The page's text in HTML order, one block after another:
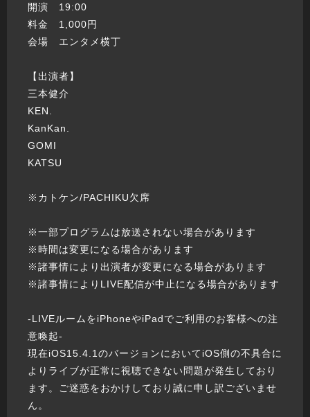
開演 19:00
料金 1,000円
会場 エンタメ横丁
【出演者】
三本健介
KEN.
KanKan.
GOMI
KATSU
※カトケン/PACHIKU欠席
※一部プログラムは放送されない場合があります
※時間は変更になる場合があります
※諸事情により出演者が変更になる場合があります
※諸事情によりLIVE配信が中止になる場合があります
-LIVEルームをiPhoneやiPadでご利用のお客様への注
意喚起-
現在iOS15.4.1のバージョンにおいてiOS側の不具合に
よりライブが正常に視聴できない問題が発生しており
ます。ご迷惑をおかけしており誠に申し訳ございませ
ん。